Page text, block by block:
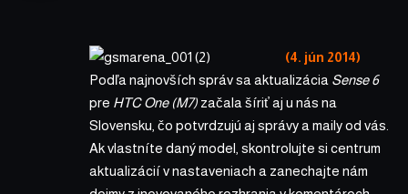
(4. jún 2014)
Podľa najnovších správ sa aktualizácia Sense 6
pre HTC One (M7) začala šíriť aj u nás na
Slovensku, čo potvrdzujú aj správy a maily od vás.
Ak vlastníte daný model, skontrolujte si centrum
aktualizácií v nastaveniach a zanechajte nám